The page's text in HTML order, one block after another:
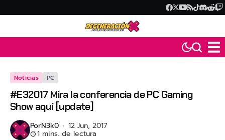
Noticias PC
#E32017 Mira la conferencia de PC Gaming
Show aquí [update]
PorN3k0 12 Jun, 2017
1 mins. de lectura